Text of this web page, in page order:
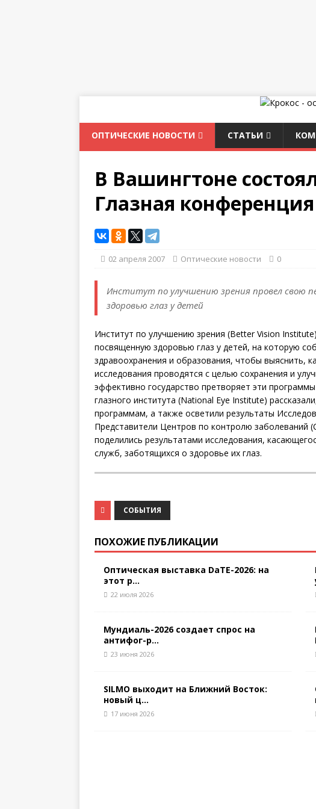
ОПТИЧЕСКИЕ НОВОСТИ СТАТЬИ
В Вашингтоне
Глазная конференция
02 апреля 2007 Оптические новости 0
Институт по улучшению зрения провел свою
здоровью глаз у детей
Институт по улучшению зрения (Better Vision
посвященную здоровью глаз у детей, на которую
здравоохранения и образования, чтобы выяснить,
исследования проводятся с целью сохранения и
эффективно государство претворяет эти
глазного института (National Eye Institute)
программам, а также осветили результаты
Представители Центров по контролю заболеваний
поделились результатами исследования,
служб, заботящихся о здоровье их глаз.
СОБЫТИЯ
ПОХОЖИЕ ПУБЛИКАЦИИ
Оптическая выставка DaTE-2026: на
этот р...
22 июля 2026
Мундиаль-2026 создает спрос на
антифог-р...
23 июня 2026
SILMO выходит на Ближний Восток:
новый ц...
17 июня 2026